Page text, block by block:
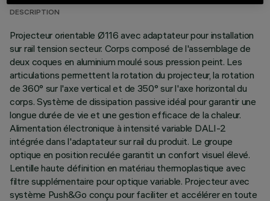
DESCRIPTION
Projecteur orientable Ø116 avec adaptateur pour installation
sur rail tension secteur. Corps composé de l'assemblage de
deux coques en aluminium moulé sous pression peint. Les
articulations permettent la rotation du projecteur, la rotation
de 360° sur l'axe vertical et de 350° sur l'axe horizontal du
corps. Système de dissipation passive idéal pour garantir une
longue durée de vie et une gestion efficace de la chaleur.
Alimentation électronique à intensité variable DALI-2
intégrée dans l'adaptateur sur rail du produit. Le groupe
optique en position reculée garantit un confort visuel élevé.
Lentille haute définition en matériau thermoplastique avec
filtre supplémentaire pour optique variable. Projecteur avec
système Push&Go conçu pour faciliter et accélérer en toute